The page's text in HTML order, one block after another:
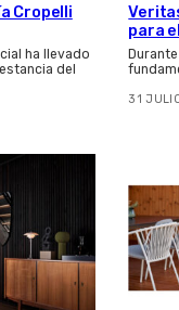
Cropelli
ha llevado
del
para
31